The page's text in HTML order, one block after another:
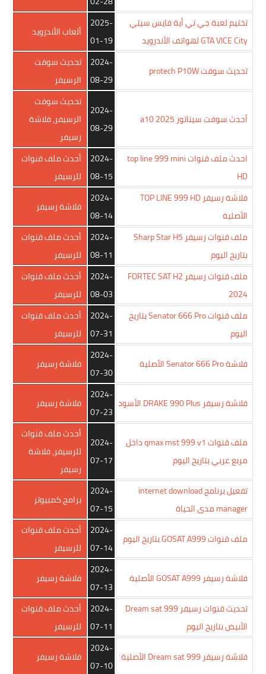
تختيم لعبة جي تي أية فايس سيتي
GTA VICE City لهواتف الأندرويد
2025-
01-19
ألعاب الأندرويد
تحديث سوفت protech P10W
2024-
08-29
تحديث سوفت
الرسيفر
أحدث سوفت سيناتور a10 2025
2024-
08-29
تحديث سوفت
الرسيفر,فلاشة
رسيفر
احدث ملف قنوات top line 999 mini
HD
2024-
08-15
أحدث ملف قنوات
للرسيفر
فلاشة رسيفر TOP LINE 999 HD
الأصلية
2024-
08-14
فلاشة رسيفر
ملف قنوات رسيفر Sharp Star H5
بتاريخ اليوم
2024-
08-11
أحدث ملف قنوات
للرسيفر
ملف قنوات رسيفر FORTEC SAT H2
2024
2024-
08-03
أحدث ملف قنوات
للرسيفر
ملف قنوات Senator 666 Pro بتاريخ
اليوم
2024-
07-31
أحدث ملف قنوات
للرسيفر
فلاشة Senator 666 Pro الأصلية
2024-
07-30
فلاشة رسيفر
فلاشة رسيفر DRAKE 990 Plus الأسود
2024-
07-23
فلاشة رسيفر
ملف قنوات qmax mst 999 v1 داخل
مربع عربي بتاريخ اليوم
2024-
07-17
أحدث ملف قنوات
للرسيفر,فلاشة
رسيفر
تفعيل برنامج internet download
manager مدى الحياة
2024-
07-15
برامج كمبيوتر
ملف قنوات GOSAT A999 بتاريخ اليوم
2024-
07-14
أحدث ملف قنوات
للرسيفر
فلاشة رسيفر GOSAT A999 الأصلية
2024-
07-13
فلاشة رسيفر
تحديث قنوات رسيفر Dream sat 999
الأبيض بتاريخ اليوم
2024-
07-11
أحدث ملف قنوات
للرسيفر
فلاشة رسيفر Dream sat 999 الأصلية
2024-
07-10
فلاشة رسيفر